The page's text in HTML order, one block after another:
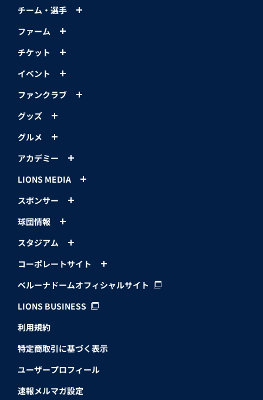
チーム・選手
ファーム
チケット
イベント
ファンクラブ
グッズ
グルメ
アカデミー
LIONS MEDIA
スポンサー
球団情報
スタジアム
コーポレートサイト
ベルーナドームオフィシャルサイト
LIONS BUSINESS
利用規約
特定商取引に基づく表示
ユーザープロフィール
速報メルマガ設定